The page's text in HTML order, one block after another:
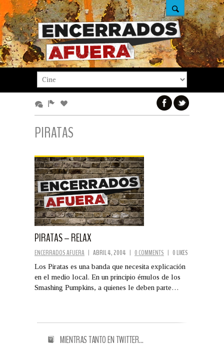
PIRATAS
PIRATAS – RELAX
ENCERRADOS AFUERA | ABRIL 4, 2004 | 0 COMMENTS | 0 LIKES
Los Piratas es una banda que necesita explicación
en el medio local. En un principio émulos de los
Smashing Pumpkins, a quienes le deben parte…
MIENTRAS TANTO EN TWITTER…